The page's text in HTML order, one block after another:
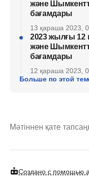
және
бағамдары
13 қараша 2023,
2023 жылғы 12
және
бағамдары
12 қараша 2023,
Больше по этой
Мәтіннен қате
Создано с помощью